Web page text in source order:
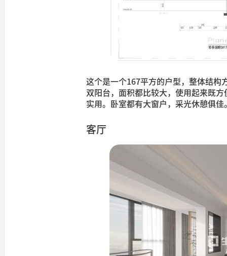
这个是一个167平方的户型，整体结构
双阳台，面积都比较大，使用起来既
实用。卧室都有大窗户，采光休憩俱佳
客厅